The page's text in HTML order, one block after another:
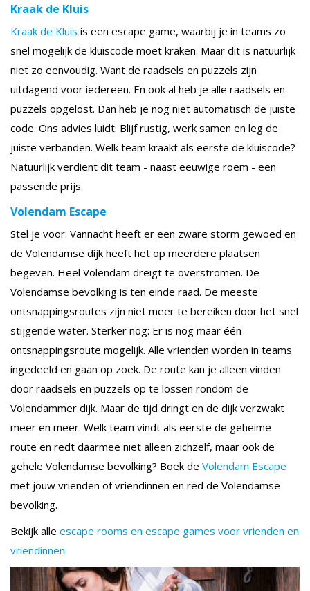
Kraak de Kluis
Kraak de Kluis is een escape game, waarbij je in teams zo
snel mogelijk de kluiscode moet kraken. Maar dit is natuurlijk
niet zo eenvoudig. Want de raadsels en puzzels zijn
uitdagend voor iedereen. En ook al heb je alle raadsels en
puzzels opgelost. Dan heb je nog niet automatisch de juiste
code. Ons advies luidt: Blijf rustig, werk samen en leg de
juiste verbanden. Welk team kraakt als eerste de kluiscode?
Natuurlijk verdient dit team - naast eeuwige roem - een
passende prijs.
Volendam Escape
Stel je voor: Vannacht heeft er een zware storm gewoed en
de Volendamse dijk heeft het op meerdere plaatsen
begeven. Heel Volendam dreigt te overstromen. De
Volendamse bevolking is ten einde raad. De meeste
ontsnappingsroutes zijn niet meer te bereiken door het snel
stijgende water. Sterker nog: Er is nog maar één
ontsnappingsroute mogelijk. Alle vrienden worden in teams
ingedeeld en gaan op zoek. De route kan je alleen vinden
door raadsels en puzzels op te lossen rondom de
Volendammer dijk. Maar de tijd dringt en de dijk verzwakt
meer en meer. Welk team vindt als eerste de geheime
route en redt daarmee niet alleen zichzelf, maar ook de
gehele Volendamse bevolking? Boek de Volendam Escape
met jouw vrienden of vriendinnen en red de Volendamse
bevolking.
Bekijk alle escape rooms en escape games voor vrienden en
vriendinnen